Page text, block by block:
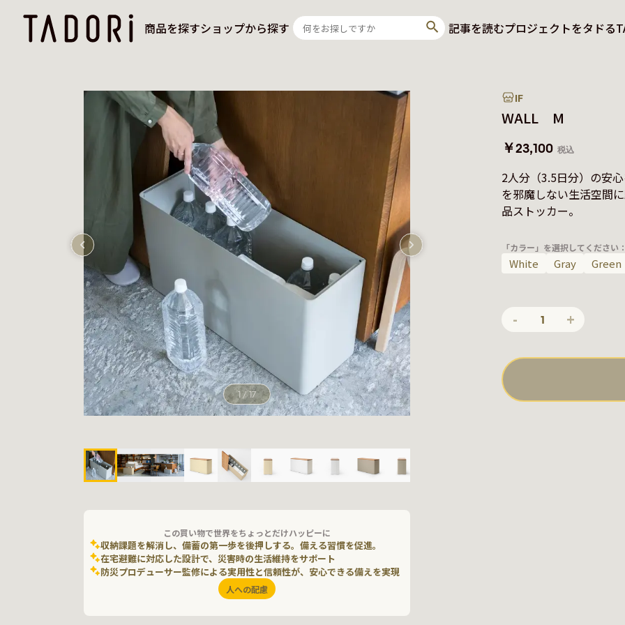
商品を探すショップから探す 記事を読むプロジェクトをタドる
1/17
この買い物で世界をちょっとだけハッピーに
収納課題を解消し、備蓄の第一歩を後押しする。備える習慣を促進。
在宅避難に対応した設計で、災害時の生活維持をサポート
防災プロデューサー監修による実用性と信頼性が、安心できる備えを実現
人への配慮
IF
WALL M
￥23,100 税込
2人分（3.5日分）の安
を邪魔しない生活空間
品ストッカー。
「カラー」を選択してください：
White Gray Green
- 1 +